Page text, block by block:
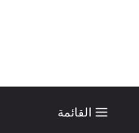
القائمة